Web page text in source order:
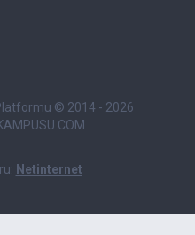
© 2014 - 2026
Netinternet